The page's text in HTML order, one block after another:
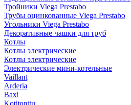
Тройники Viega Prestabo
Трубы оцинкованные Viega Prestabo
Угольники Viega Prestabo
Декоративные чашки для труб
Котлы
Котлы электрические
Котлы электрические
Электрические мини-котельные
Vaillant
Arderia
Baxi
Kotitonttu